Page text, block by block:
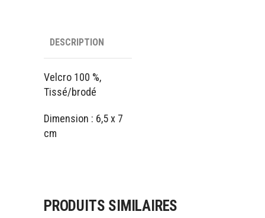
DESCRIPTION
Velcro 100 %,
Tissé/brodé
Dimension : 6,5 x 7
cm
PRODUITS SIMILAIRES